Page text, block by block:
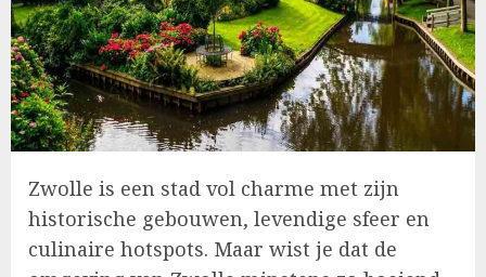
Zwolle is een stad vol charme met zijn
historische gebouwen, levendige sfeer en
culinaire hotspots. Maar wist je dat de